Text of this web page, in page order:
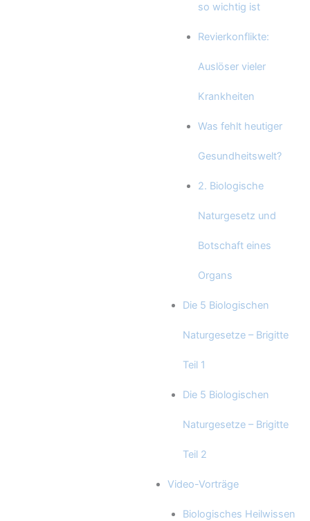
so wichtig ist
Revierkonflikte:
Auslöser vieler
Krankheiten
Was fehlt heutiger
Gesundheitswelt?
2. Biologische
Naturgesetz und
Botschaft eines
Organs
Die 5 Biologischen
Naturgesetze – Brigitte
Teil 1
Die 5 Biologischen
Naturgesetze – Brigitte
Teil 2
Video-Vorträge
Biologisches Heilwissen